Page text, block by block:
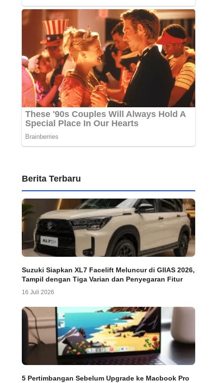
Berita Terbaru
Suzuki Siapkan XL7 Facelift Meluncur di GIIAS 2026,
Tampil dengan Tiga Varian dan Penyegaran Fitur
16 Juli 2026
5 Pertimbangan Sebelum Upgrade ke Macbook Pro